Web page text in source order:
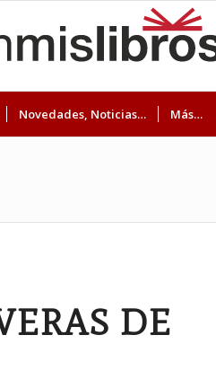
Novedades, Noticias… Más…
DE